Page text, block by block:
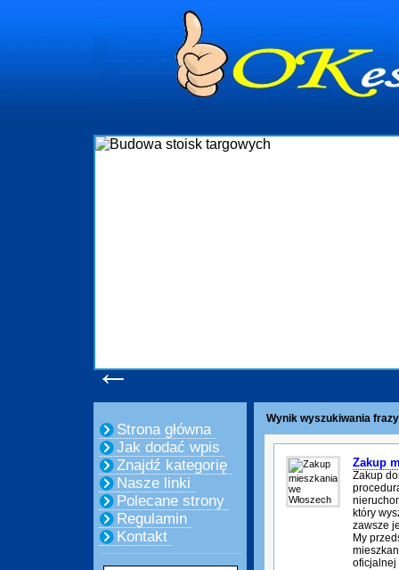
←
Strona główna
Jak dodać wpis
Znajdź kategorię
Nasze linki
Polecane strony
Regulamin
Kontakt
Wynik wyszukiwania
Zakup
Zakup
który
zawsze
My
oficjalnej